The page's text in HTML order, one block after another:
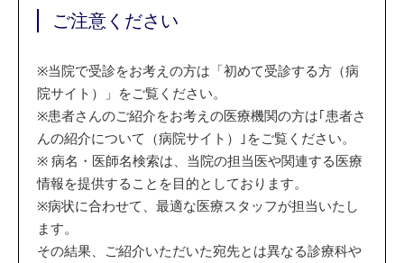
ご注意ください
※当院で受診をお考えの方は「初めて受診する方（病
院サイト）」をご覧ください。
※患者さんのご紹介をお考えの医療機関の方は｢患者さ
んの紹介について（病院サイト）｣をご覧ください。
※ 病名・医師名検索は、当院の担当医や関連する医療
情報を提供することを目的としております。
※病状に合わせて、最適な医療スタッフが担当いたし
ます。
その結果、ご紹介いただいた宛先とは異なる診療科や